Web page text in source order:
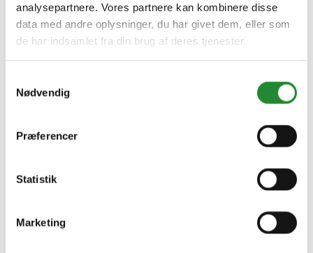
analysepartnere. Vores partnere kan kombinere disse
data med andre oplysninger, du har givet dem, eller som
de har indsamlet fra din brug af deres tjenester.
Nødvendig
Præferencer
Statistik
Marketing
Vejl. udsalgspris DKK 259,95
Inkl. moms
Spar 25%